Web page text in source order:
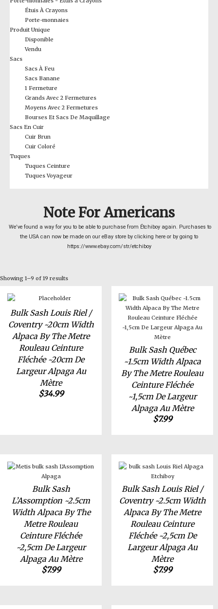
Note For Americans
We’ve found a way for you to be able to purchase from Étchiboy again. Purchases to
the USA can now be made on our eBay store by clicking here or by going to
https://www.ebay.com/str/etchiboy
Showing 1–9 of 19 results
Bulk Sash Louis Riel /
Coventry ~20cm Width
Alpaca By The Metre
Rouleau Ceinture
Fléchée ~20cm De
Largeur Alpaga Au
Mètre
$34.99
Bulk Sash Québec
~1.5cm Width Alpaca
By The Metre Rouleau
Ceinture Fléchée
~1,5cm De Largeur
Alpaga Au Mètre
$7.99
Bulk Sash
L’Assomption ~2.5cm
Width Alpaca By The
Metre Rouleau
Ceinture Fléchée
~2,5cm De Largeur
Alpaga Au Mètre
$7.99
Bulk Sash Louis Riel /
Coventry ~2.5cm Width
Alpaca By The Metre
Rouleau Ceinture
Fléchée ~2,5cm De
Largeur Alpaga Au
Mètre
$7.99
Étuis À Crayons
Porte-monnaies
Produit Unique
Disponible
Vendu
Sacs
Sacs À Feu
Sacs Banane
1 Fermeture
Grands Avec 2 Fermetures
Moyens Avec 2 Fermetures
Bourses Et Sacs De Maquillage
Sacs En Cuir
Cuir Brun
Cuir Coloré
Tuques
Tuques Ceinture
Tuques Voyageur